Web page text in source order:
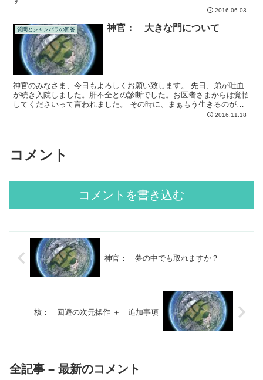
2016.06.03
質問とシャンバラの回答 神官： 大きな門について
神官のみなさま、今日もよろしくお願い致します。 先日、弟が吐血
が続き入院しました。肝不全との診断でした。お医者さまからは覚悟
してくださいって言われました。 その時に、まぁもう生きるのが辛
いならしゃーないなぁ…と思ったり、好きなだけ酒飲んで死...2016.11.18
コメント
コメントを書き込む
神官： 夢の中でも取れますか？
核： 回避の次元操作 ＋ 追加事項
全記事 – 最新のコメント